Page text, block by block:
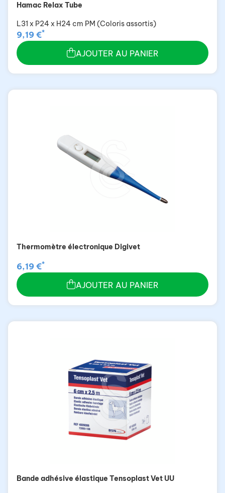
Hamac Relax Tube
L31 x P24 x H24 cm PM (Coloris assortis)
9,19 €*
AJOUTER AU PANIER
Thermomètre électronique Digivet
6,19 €*
AJOUTER AU PANIER
Bande adhésive élastique Tensoplast Vet UU